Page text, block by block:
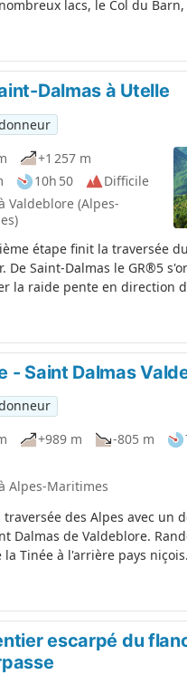
lacs, le Col du
grandiose par ses
très difficile.
Dalmas à Utelle
+1 257 m
10h 50
Difficile
Valdeblore (Alpes-
étape finit la traversée
De Saint-Dalmas le GR®5
la raide pente en direction
Noir et gagne le Col des
l'itinéraire suit son arête et
sous le Mont Chalancha, La
puis bascule sur le
du Fort, le sentier descend
pour traverser le haut du
arriver au Col d'Andrion. En
M33, le GR®5 rejoint le Col
Par des brèches
d'Utelle puis le Brec d'Utelle.
Crête de l'Albaréa et rejoint
la pente sous la crête
de Parabosquet et des
- Saint Dalmas
+989 m -805 m
Alpes-Maritimes
traversée des Alpes avec un
Dalmas de Valdeblore.
la Tinée à l'arrière pays niçois.
escarpé du